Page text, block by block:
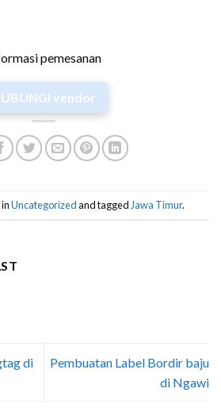
pemesanan
vendor
Uncategorizedand tagged Jawa Timur.
di
Pembuatan Label Bordir baju
di Ngawi